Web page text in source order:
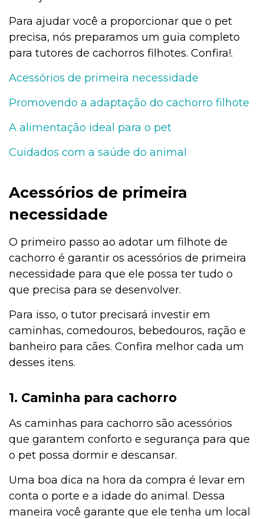
Para ajudar você a proporcionar que o pet
precisa, nós preparamos um guia completo
para tutores de cachorros filhotes. Confira!.
Acessórios de primeira necessidade
Promovendo a adaptação do cachorro filhote
A alimentação ideal para o pet
Cuidados com a saúde do animal
Acessórios de primeira
necessidade
O primeiro passo ao adotar um filhote de
cachorro é garantir os acessórios de primeira
necessidade para que ele possa ter tudo o
que precisa para se desenvolver.
Para isso, o tutor precisará investir em
caminhas, comedouros, bebedouros, ração e
banheiro para cães. Confira melhor cada um
desses itens.
1. Caminha para cachorro
As caminhas para cachorro são acessórios
que garantem conforto e segurança para que
o pet possa dormir e descansar.
Uma boa dica na hora da compra é levar em
conta o porte e a idade do animal. Dessa
maneira você garante que ele tenha um local